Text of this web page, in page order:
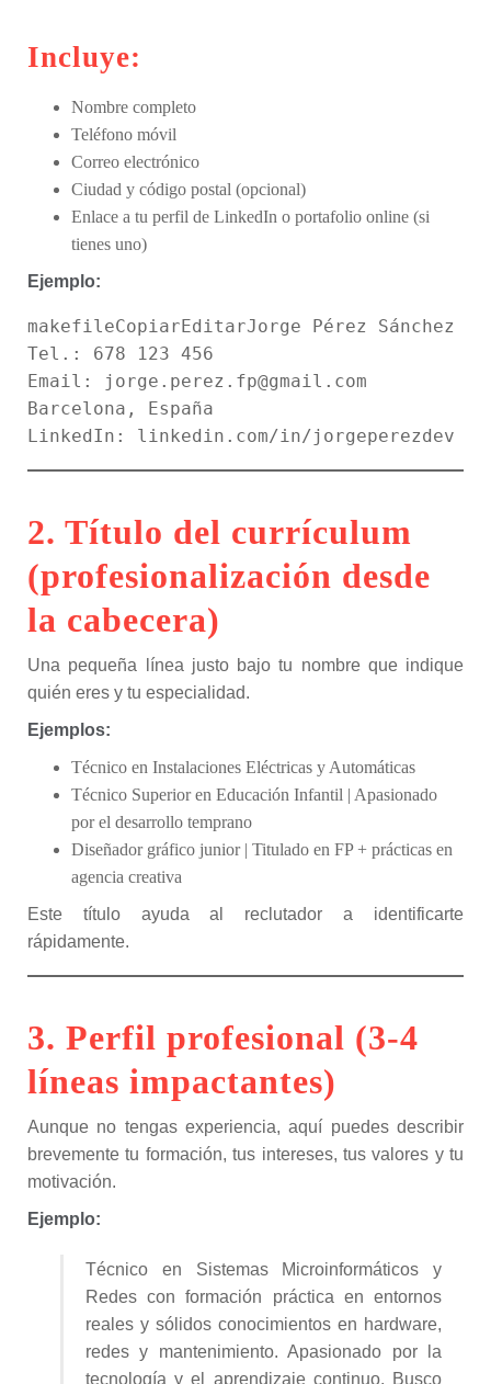
Incluye:
Nombre completo
Teléfono móvil
Correo electrónico
Ciudad y código postal (opcional)
Enlace a tu perfil de LinkedIn o portafolio online (si
tienes uno)
Ejemplo:
makefileCopiarEditarJorge Pérez Sánchez
Tel.: 678 123 456
Email: jorge.perez.fp@gmail.com
Barcelona, España
2. Título del currículum
(profesionalización desde
la cabecera)
Una pequeña línea justo bajo tu nombre que indique
quién eres y tu especialidad.
Ejemplos:
Técnico en Instalaciones Eléctricas y Automáticas
Técnico Superior en Educación Infantil | Apasionado
por el desarrollo temprano
Diseñador gráfico junior | Titulado en FP + prácticas en
agencia creativa
Este título ayuda al reclutador a identificarte
rápidamente.
3. Perfil profesional (3-4
líneas impactantes)
Aunque no tengas experiencia, aquí puedes describir
brevemente tu formación, tus intereses, tus valores y tu
motivación.
Ejemplo:
Técnico en Sistemas Microinformáticos y
Redes con formación práctica en entornos
reales y sólidos conocimientos en hardware,
redes y mantenimiento. Apasionado por la
tecnología y el aprendizaje continuo. Busco